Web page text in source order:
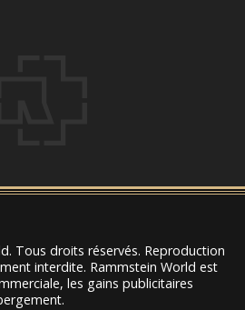
Tous droits réservés. Reproduction
interdite. Rammstein World est
les gains publicitaires